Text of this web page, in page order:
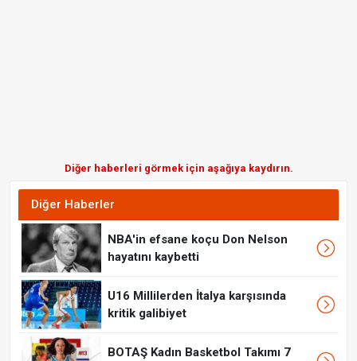
Diğer haberleri görmek için aşağıya kaydırın.
Diğer Haberler
NBA'in efsane koçu Don Nelson
hayatını kaybetti
U16 Millilerden İtalya karşısında
kritik galibiyet
BOTAŞ Kadın Basketbol Takımı 7